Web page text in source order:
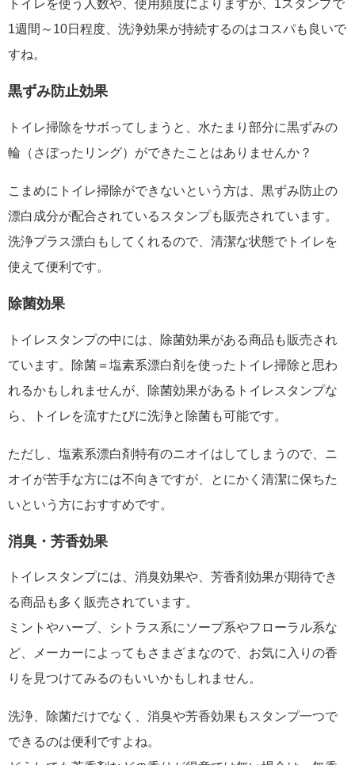
トイレを使う人数や、使用頻度によりますが、1スタンプで
1週間～10日程度、洗浄効果が持続するのはコスパも良いで
すね。
黒ずみ防止効果
トイレ掃除をサボってしまうと、水たまり部分に黒ずみの
輪（さぼったリング）ができたことはありませんか？
こまめにトイレ掃除ができないという方は、黒ずみ防止の
漂白成分が配合されているスタンプも販売されています。
洗浄プラス漂白もしてくれるので、清潔な状態でトイレを
使えて便利です。
除菌効果
トイレスタンプの中には、除菌効果がある商品も販売され
ています。除菌＝塩素系漂白剤を使ったトイレ掃除と思わ
れるかもしれませんが、除菌効果があるトイレスタンプな
ら、トイレを流すたびに洗浄と除菌も可能です。
ただし、塩素系漂白剤特有のニオイはしてしまうので、ニ
オイが苦手な方には不向きですが、とにかく清潔に保ちた
いという方におすすめです。
消臭・芳香効果
トイレスタンプには、消臭効果や、芳香剤効果が期待でき
る商品も多く販売されています。
ミントやハーブ、シトラス系にソープ系やフローラル系な
ど、メーカーによってもさまざまなので、お気に入りの香
りを見つけてみるのもいいかもしれません。
洗浄、除菌だけでなく、消臭や芳香効果もスタンプ一つで
できるのは便利ですよね。